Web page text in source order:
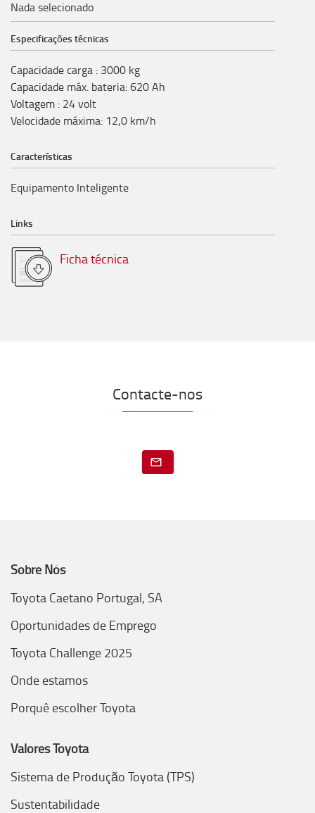
Nada selecionado
Especificações técnicas
Capacidade carga : 3000 kg
Capacidade máx. bateria:620Ah
Voltagem : 24volt
Velocidade máxima: 12,0 km/h
Características
Equipamento Inteligente
Links
Ficha técnica
Contacte-nos
Sobre Nós
Toyota Caetano Portugal, SA
Oportunidades de Emprego
Toyota Challenge 2025
Onde estamos
Porquê escolher Toyota
Valores Toyota
Sistema de Produção Toyota (TPS)
Sustentabilidade